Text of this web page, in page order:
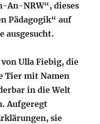
An-NRW“, dieses
Pädagogik“ auf
ausgesucht.
Ulla Fiebig, die
Tier mit Namen
in die Welt
Aufgeregt
sie